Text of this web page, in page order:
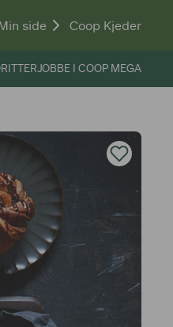
side Coop Kjeder
JOBBE I COOP MEGA